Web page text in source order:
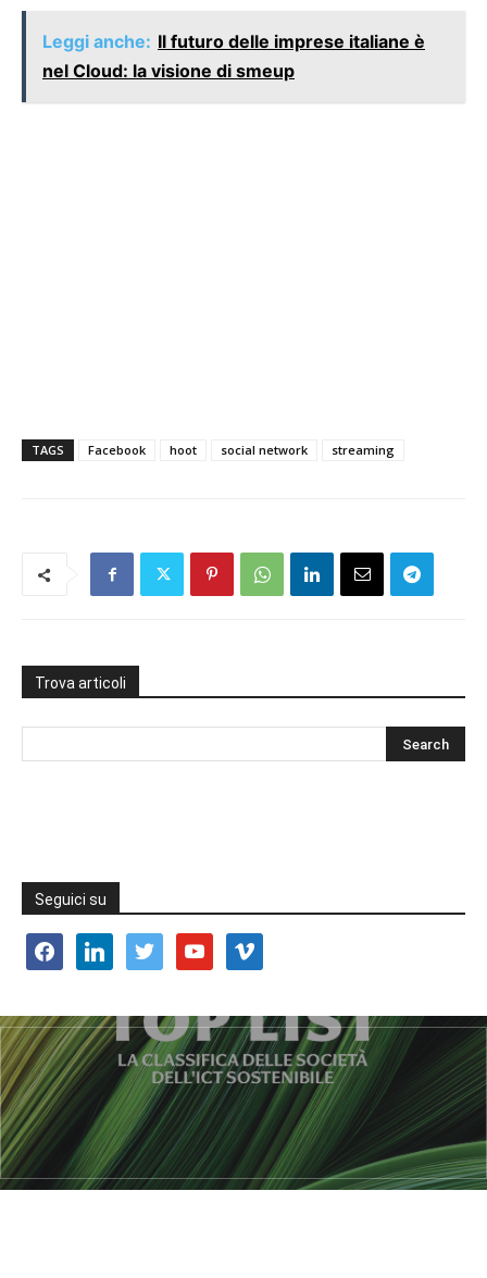
Leggi anche: Il futuro delle imprese italiane è
nel Cloud: la visione di smeup
TAGS Facebook hoot social network streaming
Trova articoli
Seguici su
facebooklinkedin twitter youtube vimeo